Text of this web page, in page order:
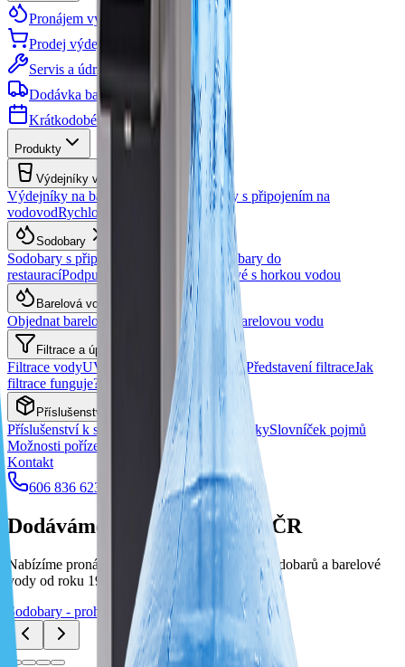
Pronájem výdejníků vody
Prodej výdejníků
Servis a údržba
Dodávka barelové vody
Krátkodobé akce - zápůjčky
Produkty
Výdejníky vody
Výdejníky na barelovou vodu
Výdejníky s připojením na
vodovodRychlovárky
Sodobary
Sodobary s připojením na vodovod
Sodobary do
restauracíPodpultové sodobary Podpultové s horkou vodou
Barelová voda
Objednat barelovou vodu Výdejníky na barelovou vodu
Filtrace a úprava vody
Filtrace vodyUV lampy Generátory ozónuPředstavení filtraceJak
filtrace funguje?
Příslušenství a další
Příslušenství k sodobarům Náhradní součástkySlovníček pojmů
Možnosti pořízení
Kontakt
606 836 623
Poslat poptávku
Dodáváme sodobary po celé ČR
Nabízíme pronájem i prodej výdejníků vody, sodobarů a barelové
vody od roku 1998.
Sodobary - prohlédnout